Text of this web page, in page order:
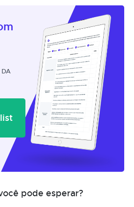
DA
pode esperar?